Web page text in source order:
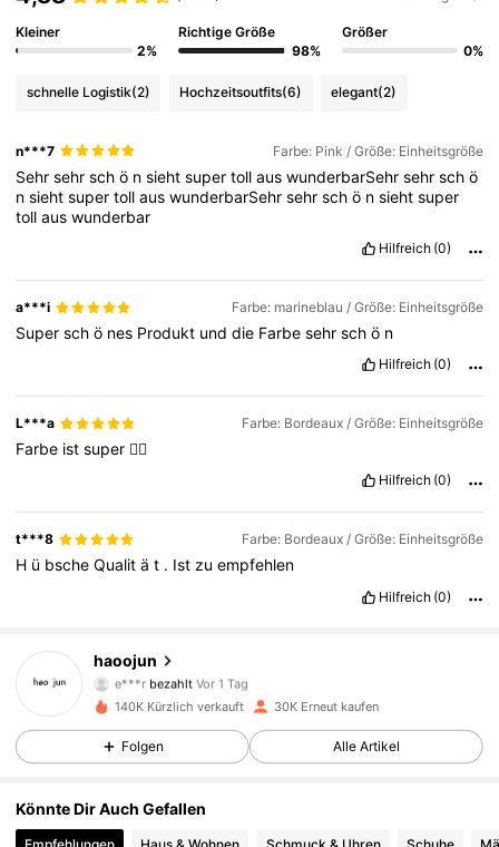
Kleiner
2%
Richtige Größe
98%
Größer
0%
schnelle Logistik(2) Hochzeitsoutfits(6) elegant(2)
n***7 Farbe: Pink / Größe: Einheitsgröße
Sehrsehrschö nsiehtsupertollauswunderbarSehrsehrschö
nsiehtsupertollauswunderbarSehrsehrschö nsiehtsuper
tollauswunderbar
Hilfreich (0)
a***i Farbe: marineblau / Größe: Einheitsgröße
Superschö nes Produkt unddie Farbesehrschö n
Hilfreich (0)
L***a Farbe: Bordeaux / Größe: Einheitsgröße
Farbe istsuper 👍🏼
Hilfreich (0)
t***8 Farbe: Bordeaux / Größe: Einheitsgröße
H ü bscheQualität . Istzuempfehlen
Hilfreich (0)
haoojun
4,88
2.4K Follower
e***rbezahlt Vor 1 Tag
4,88
4,88 2.4K Follower
140K Kürzlich verkauft 30K Erneut kaufen
Folgen Alle Artikel
Könnte Dir Auch Gefallen